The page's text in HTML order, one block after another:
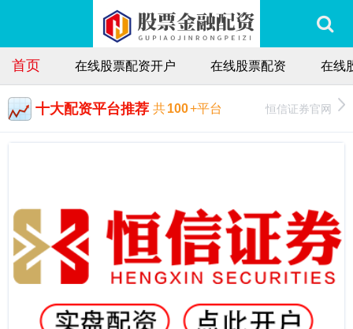
首页 在线股票配资开户 在线股票配资 在线
十大配资平台推荐 共100+平台 恒信证券官网